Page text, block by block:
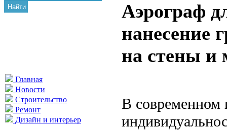
Найти
Главная
Новости
Строительство
Ремонт
Дизайн и интерьер
Аэрограф
нанесение
на стены и
В современном